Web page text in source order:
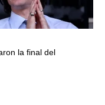
la final del